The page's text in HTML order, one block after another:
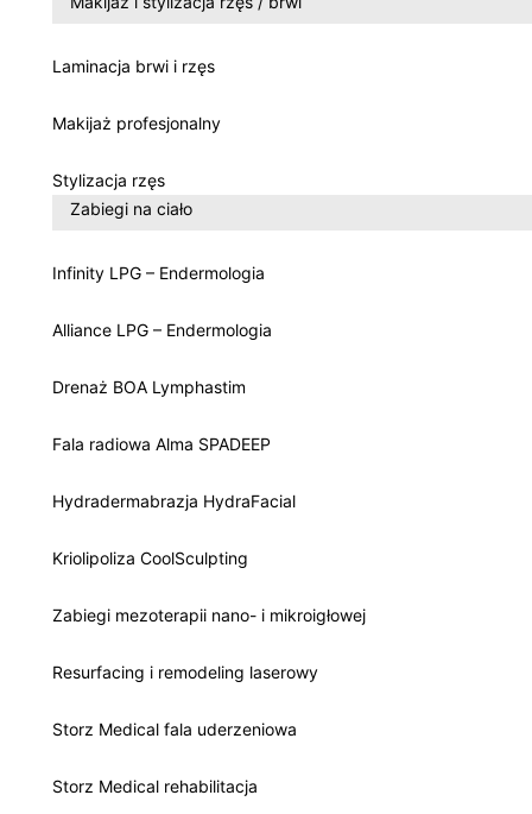
Laminacja brwi i rzęs
Makijaż profesjonalny
Stylizacja rzęs
Zabiegi na ciało
Infinity LPG – Endermologia
Alliance LPG – Endermologia
Drenaż BOA Lymphastim
Fala radiowa Alma SPADEEP
Hydradermabrazja HydraFacial
Kriolipoliza CoolSculpting
Zabiegi mezoterapii nano- i mikroigłowej
Resurfacing i remodeling laserowy
Storz Medical fala uderzeniowa
Storz Medical rehabilitacja